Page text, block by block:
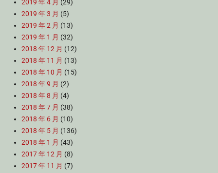
2019 年 4 月 (29)
2019 年 3 月 (5)
2019 年 2 月 (13)
2019 年 1 月 (32)
2018 年 12 月 (12)
2018 年 11 月 (13)
2018 年 10 月 (15)
2018 年 9 月 (2)
2018 年 8 月 (4)
2018 年 7 月 (38)
2018 年 6 月 (10)
2018 年 5 月 (136)
2018 年 1 月 (43)
2017 年 12 月 (8)
2017 年 11 月 (7)